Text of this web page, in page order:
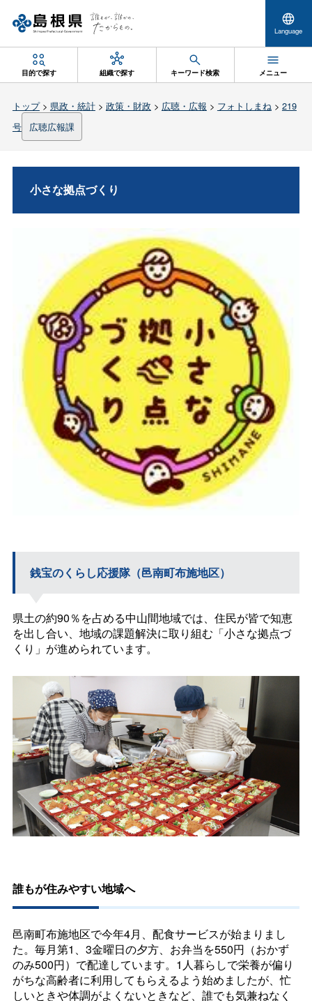
Language
目的で探す 組織で探す キーワード検索 メニュー
トップ> 県政・統計> 政策・財政 > 広聴・広報 > フォトしまね> 219
号
広聴広報課
小さな拠点づくり
銭宝のくらし応援隊（邑南町布施地区）
県土の約90％を占める中山間地域では、住民が皆で知恵
を出し合い、地域の課題解決に取り組む「小さな拠点づ
くり」が進められています。
誰もが住みやすい地域へ
邑南町布施地区で今年4月、配食サービスが始まりまし
た。毎月第1、3金曜日の夕方、お弁当を550円（おかず
のみ500円）で配達しています。1人暮らしで栄養が偏り
がちな高齢者に利用してもらえるよう始めましたが、忙
しいときや体調がよくないときなど、誰でも気兼ねなく